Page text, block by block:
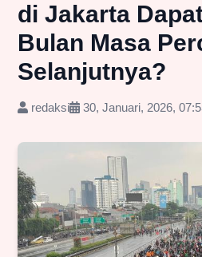
di Jakarta
Bulan Masa
Selanjutnya?
redaksi 30, Januari, 2026,